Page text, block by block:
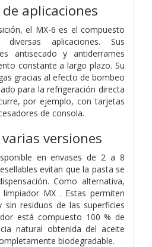
aplicaciones
el MX-6 es el compuesto
aplicaciones. Sus
antisecado y antiderrames
constante a largo plazo. Su
gracias al efecto de bombeo
para la refrigeración directa
por ejemplo, con tarjetas
de consola.
versiones
en envases de 2 a 8
evitan que la pasta se
Como alternativa,
MX . Estas permiten
sin residuos de las superficies
está compuesto 100 % de
natural obtenida del aceite
biodegradable.